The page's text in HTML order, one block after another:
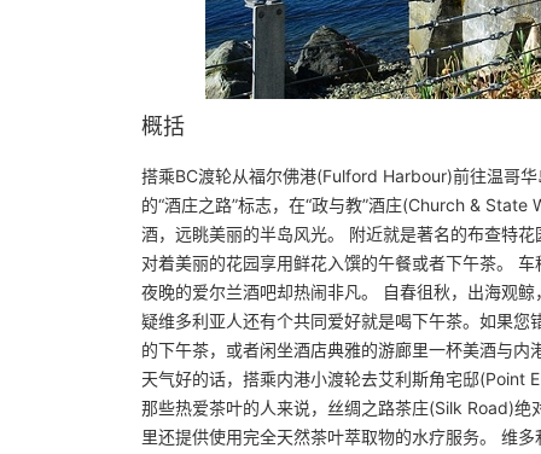
概括
搭乘BC渡轮从福尔佛港(Fulford Harbour)前往温哥
的“酒庄之路”标志，在“政与教”酒庄(Church &
酒，远眺美丽的半岛风光。 附近就是著名的布查特
对着美丽的花园享用鲜花入馔的午餐或者下午茶。
夜晚的爱尔兰酒吧却热闹非凡。 自春徂秋，出海观
疑维多利亚人还有个共同爱好就是喝下午茶。如果
的下午茶，或者闲坐酒店典雅的游廊里一杯美酒与
天气好的话，搭乘内港小渡轮去艾利斯角宅邸(Point
那些热爱茶叶的人来说，丝绸之路茶庄(Silk Road)
里还提供使用完全天然茶叶萃取物的水疗服务。 维